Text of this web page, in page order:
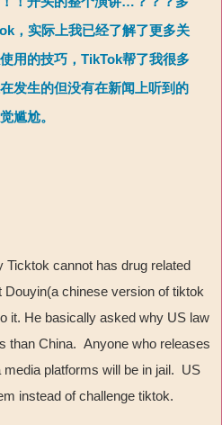
，实际上我已经了解了更多关
用的技巧，TikTok帮了我很多
发生的但没有在新闻上听到的
尴尬。
cannot has drug related
Douyin(a chinese version of tiktok
it. He basically asked why US law
than China. Anyone who releases
media platforms will be in jail. US
instead of challenge tiktok.